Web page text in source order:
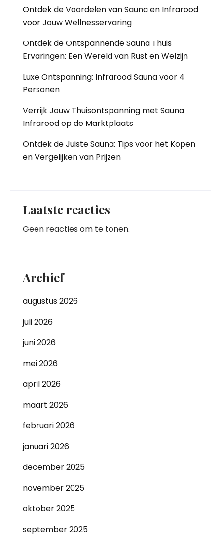
Ontdek de Voordelen van Sauna en Infrarood
voor Jouw Wellnesservaring
Ontdek de Ontspannende Sauna Thuis
Ervaringen: Een Wereld van Rust en Welzijn
Luxe Ontspanning: Infrarood Sauna voor 4
Personen
Verrijk Jouw Thuisontspanning met Sauna
Infrarood op de Marktplaats
Ontdek de Juiste Sauna: Tips voor het Kopen
en Vergelijken van Prijzen
Laatste reacties
Geen reacties om te tonen.
Archief
augustus 2026
juli 2026
juni 2026
mei 2026
april 2026
maart 2026
februari 2026
januari 2026
december 2025
november 2025
oktober 2025
september 2025